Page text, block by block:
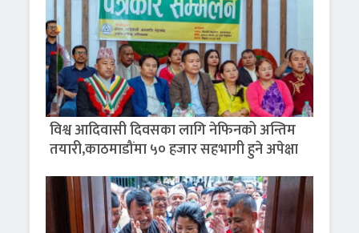
विश्व आदिवासी दिवसका लागि नेफिनको अन्तिम
तयारी,काठमाडौंमा ५० हजार सहभागी हुने अपेक्षा